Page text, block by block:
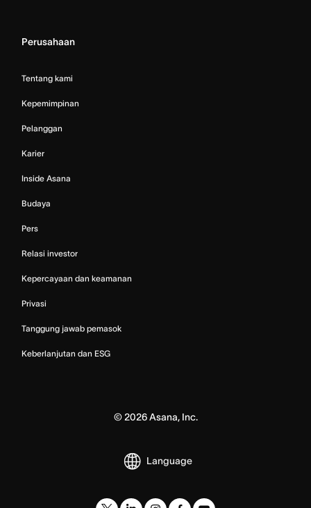
Perusahaan
Tentang kami
Kepemimpinan
Pelanggan
Karier
Inside Asana
Budaya
Pers
Relasi investor
Kepercayaan dan keamanan
Privasi
Tanggung jawab pemasok
Keberlanjutan dan ESG
©2026Asana, Inc.
Language